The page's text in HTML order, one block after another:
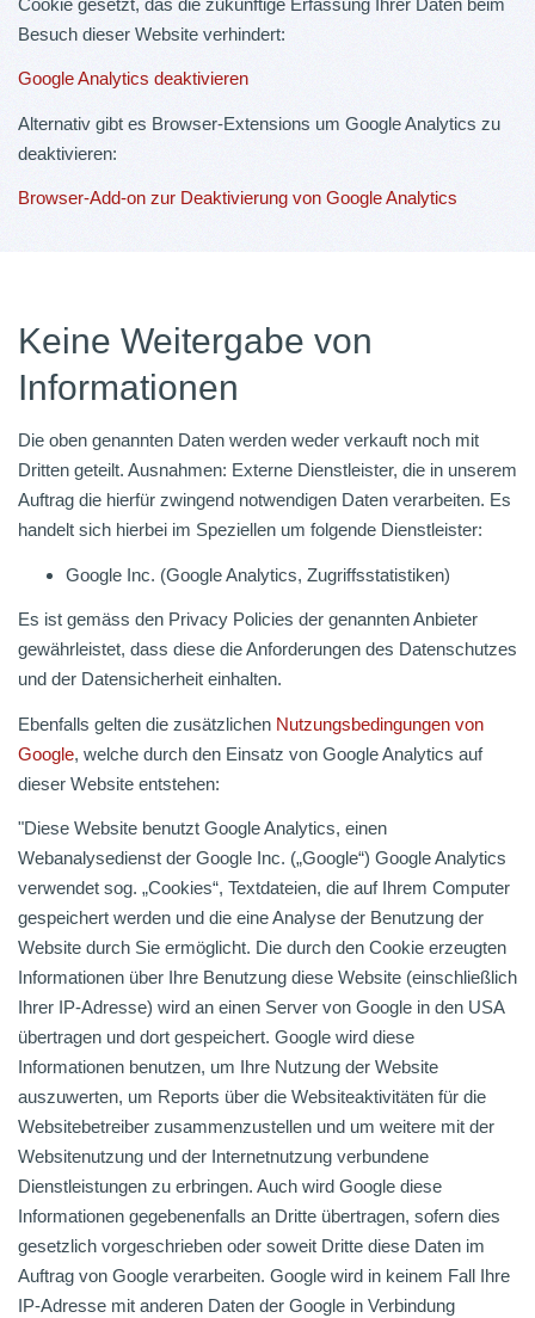
Besuch dieser Website verhindert:
Google Analytics deaktivieren
Alternativ gibt es Browser-Extensions um Google Analytics zu
deaktivieren:
Browser-Add-on zur Deaktivierung von Google Analytics
Keine Weitergabe von
Informationen
Die oben genannten Daten werden weder verkauft noch mit
Dritten geteilt. Ausnahmen: Externe Dienstleister, die in unserem
Auftrag die hierfür zwingend notwendigen Daten verarbeiten. Es
handelt sich hierbei im Speziellen um folgende Dienstleister:
Google Inc. (Google Analytics, Zugriffsstatistiken)
Es ist gemäss den Privacy Policies der genannten Anbieter
gewährleistet, dass diese die Anforderungen des Datenschutzes
und der Datensicherheit einhalten.
Ebenfalls gelten die zusätzlichen Nutzungsbedingungen von
Google, welche durch den Einsatz von Google Analytics auf
dieser Website entstehen:
"Diese Website benutzt Google Analytics, einen
Webanalysedienst der Google Inc. („Google“) Google Analytics
verwendet sog. „Cookies“, Textdateien, die auf Ihrem Computer
gespeichert werden und die eine Analyse der Benutzung der
Website durch Sie ermöglicht. Die durch den Cookie erzeugten
Informationen über Ihre Benutzung diese Website (einschließlich
Ihrer IP-Adresse) wird an einen Server von Google in den USA
übertragen und dort gespeichert. Google wird diese
Informationen benutzen, um Ihre Nutzung der Website
auszuwerten, um Reports über die Websiteaktivitäten für die
Websitebetreiber zusammenzustellen und um weitere mit der
Websitenutzung und der Internetnutzung verbundene
Dienstleistungen zu erbringen. Auch wird Google diese
Informationen gegebenenfalls an Dritte übertragen, sofern dies
gesetzlich vorgeschrieben oder soweit Dritte diese Daten im
Auftrag von Google verarbeiten. Google wird in keinem Fall Ihre
IP-Adresse mit anderen Daten der Google in Verbindung